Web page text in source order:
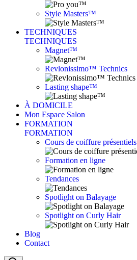
Style Masters™
TECHNIQUES
TECHNIQUES
Magnet™
Revlonissimo™ Technics
Lasting shape™
À DOMICILE
Mon Espace Salon
FORMATION
FORMATION
Cours de coiffure présentiels
Formation en ligne
Tendances
Spotlight on Balayage
Spotlight on Curly Hair
Blog
Contact